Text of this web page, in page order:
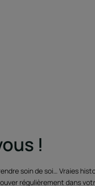
!
soin de soi… Vraies
régulièrement dans